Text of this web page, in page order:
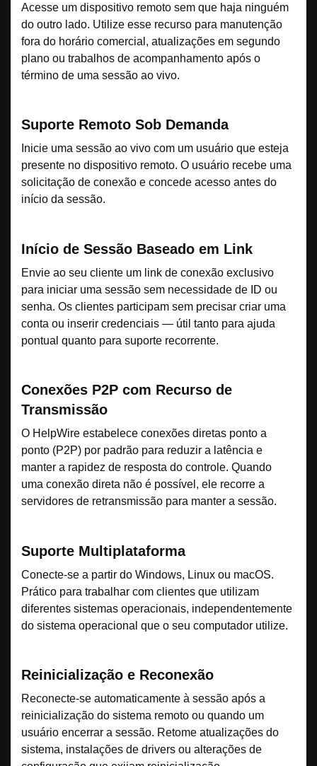
Acesse um dispositivo remoto sem que haja ninguém
do outro lado. Utilize esse recurso para manutenção
fora do horário comercial, atualizações em segundo
plano ou trabalhos de acompanhamento após o
término de uma sessão ao vivo.
Suporte Remoto Sob Demanda
Inicie uma sessão ao vivo com um usuário que esteja
presente no dispositivo remoto. O usuário recebe uma
solicitação de conexão e concede acesso antes do
início da sessão.
Início de Sessão Baseado em Link
Envie ao seu cliente um link de conexão exclusivo
para iniciar uma sessão sem necessidade de ID ou
senha. Os clientes participam sem precisar criar uma
conta ou inserir credenciais — útil tanto para ajuda
pontual quanto para suporte recorrente.
Conexões P2P com Recurso de
Transmissão
O HelpWire estabelece conexões diretas ponto a
ponto (P2P) por padrão para reduzir a latência e
manter a rapidez de resposta do controle. Quando
uma conexão direta não é possível, ele recorre a
servidores de retransmissão para manter a sessão.
Suporte Multiplataforma
Conecte-se a partir do Windows, Linux ou macOS.
Prático para trabalhar com clientes que utilizam
diferentes sistemas operacionais, independentemente
do sistema operacional que o seu computador utilize.
Reinicialização e Reconexão
Reconecte-se automaticamente à sessão após a
reinicialização do sistema remoto ou quando um
usuário encerrar a sessão. Retome atualizações do
sistema, instalações de drivers ou alterações de